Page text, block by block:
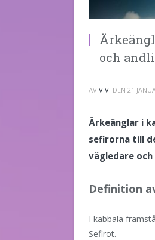
och
AV VIVI DEN 21
Ärkeänglar i
sefirorna till
vägledare
Definition
I kabbala
Sefirot.